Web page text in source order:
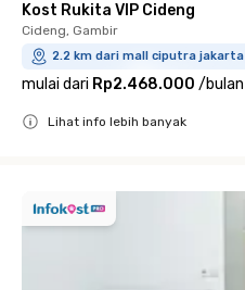
Kost Rukita VIP Cideng
Cideng, Gambir
2.2 km dari mall ciputra jakarta
mulai dari Rp2.468.000 /bulan
Lihat info lebih banyak